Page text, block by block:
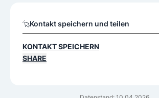
Kontakt speichern und teilen
KONTAKT SPEICHERN
SHARE